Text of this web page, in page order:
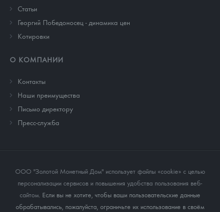
Cтатьи
Георгий Победоносец - динамика цен
Котировки
О КОМПАНИИ
Контакты
Наши преимущества
Письмо директору
Пресс-служба
ООО "Золотой Монетный Дом" использует файлы «cookie» с целью
персонализации сервисов и повышения удобства пользования веб-
сайтом. Если вы не хотите, чтобы ваши пользовательские данные
обрабатывались, пожалуйста, ограничьте их использование в своём